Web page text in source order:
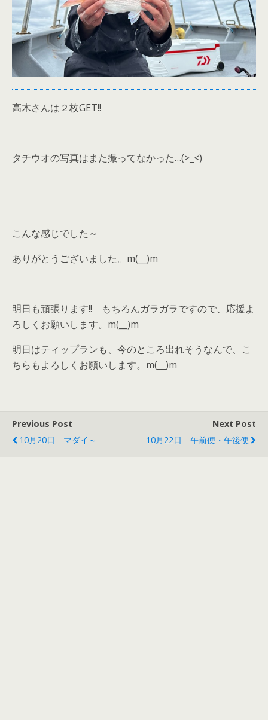
高木さんは２枚GET!!
タチウオの写真はまた撮ってなかった…(>_<)
こんな感じでした～
ありがとうございました。m(__)m
明日も頑張ります!! もちろんガラガラですので、応援よ
ろしくお願いします。m(__)m
明日はティップランも、今のところ出れそうなんで、こ
ちらもよろしくお願いします。m(__)m
Previous Post
10月20日 マダイ～
Next Post
10月22日 午前便・午後便